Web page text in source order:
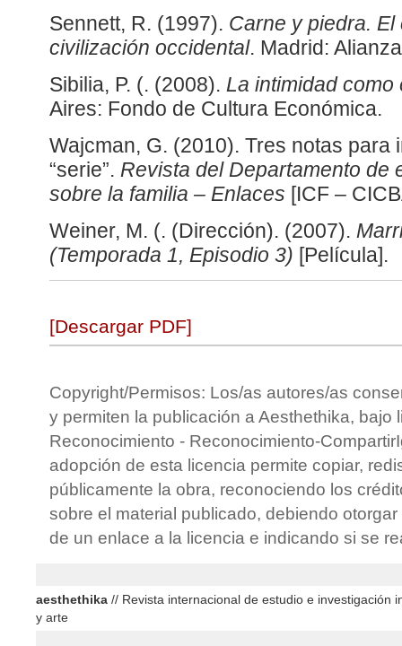
Sennett, R. (1997). Carne y piedra.
civilización occidental. Madrid:
Sibilia, P. (. (2008). La intimidad como
Aires: Fondo de Cultura Económica.
Wajcman, G. (2010). Tres notas para
“serie”. Revista del Departamento de
sobre la familia – Enlaces [ICF –
Weiner, M. (. (Dirección). (2007).
(Temporada 1, Episodio 3) [Película].
[Descargar PDF]
Copyright/Permisos: Los/as autores/as
y permiten la publicación a Aesthethika, bajo
Reconocimiento - Reconocimiento-
adopción de esta licencia permite copiar,
públicamente la obra, reconociendo los
sobre el material publicado, debiendo
de un enlace a la licencia e indicando si se
aesthethika // Revista internacional de estudio e investigación
y arte